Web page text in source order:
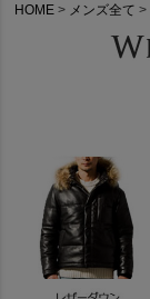
HOME メンズ全て